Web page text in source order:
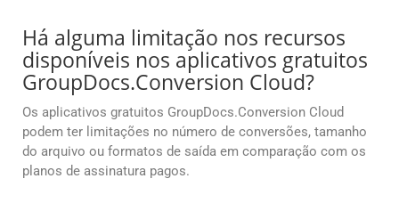
Há alguma limitação nos recursos
disponíveis nos aplicativos gratuitos
GroupDocs.Conversion Cloud?
Os aplicativos gratuitos GroupDocs.Conversion Cloud
podem ter limitações no número de conversões, tamanho
do arquivo ou formatos de saída em comparação com os
planos de assinatura pagos.